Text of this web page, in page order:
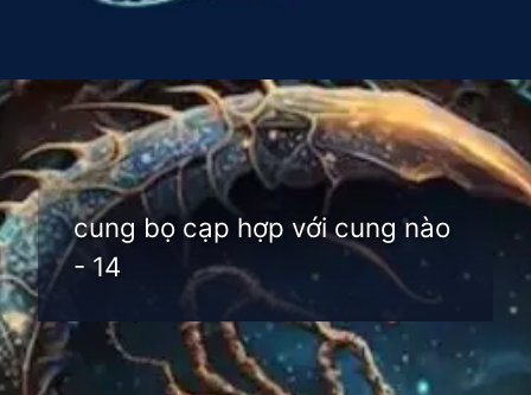
Đang mở
cung bọ cạp hợp với cung nào
- 14